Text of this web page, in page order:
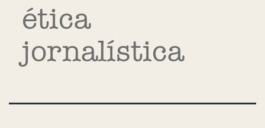
ética
jornalística